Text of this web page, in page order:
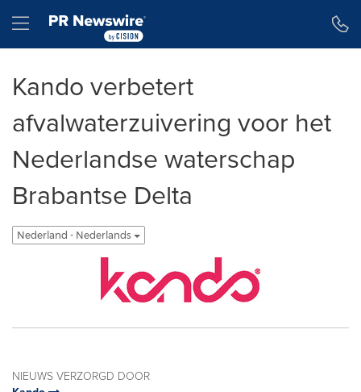
Hamburger menu
Kando verbetert
afvalwaterzuivering voor het
Nederlandse waterschap
Brabantse Delta
Nederland - Nederlands
NIEUWS VERZORGD DOOR